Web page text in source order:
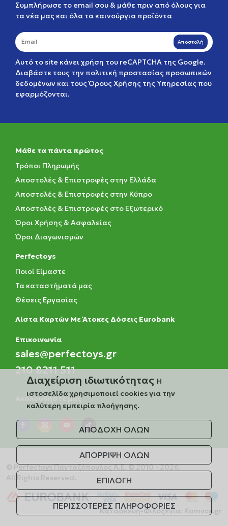
Συμπλήρωσε το email σου & μάθε πριν από όλους για
τα νέα μας και όλα τα καινούργια προϊόντα
Αποστολή
Αυτό το site κάνει χρήση του reCAPTCHA της Google.
Διαβάστε τους την πολιτική προστασίας προσωπικών
δεδομένων και τουςΌρους Χρήσης της Υπηρεσίας που
εφαρμόζονται.
Μάθε τα πάντα πρώτος
Τρόποι Πληρωμής
Αποστολές & Επιστροφές στην Ελλάδα
Αποστολές & Επιστροφές στην Κύπρο
Αποστολές & Επιστροφές στο Εξωτερικό
Όροι Χρήσης & Ασφαλείας
Όροι Διαγωνισμών
Perfectoys
Ποιοί Είμαστε
Τα καταστήματά μας
Θέσεις Εργασίας
Λίστα Καρτών Με Άτοκες Δόσεις Eurobank
Eπικοινωνία
sales@perfectoys.gr
210 8211 511
Ακολουθήστε μας
© Perfectoys Πανταζόπουλος Α.Ε. © 2010 - 2026.
All Rights Reserved.
Κατασκευή-Φιλοξενία: Komvos.gr
Διαχείριση ιδιωτικότητας Η
ιστοσελίδα χρησιμοποιεί cookies για την
καλύτερη εμπειρία πλοήγησης.
ΑΠΟΔΟΧΗ ΟΛΩΝ
ΑΠΟΡΡΙΨΗ ΟΛΩΝ
ΕΠΙΛΟΓΗ
ΠΕΡΙΣΣΟΤΕΡΕΣ ΠΛΗΡΟΦΟΡΙΕΣ